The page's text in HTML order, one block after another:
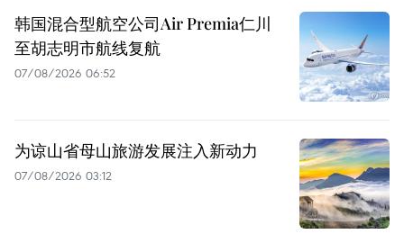
韩国混合型航空公司Air Premia仁川
至胡志明市航线复航
07/08/2026 06:52
为谅山省母山旅游发展注入新动力
07/08/2026 03:12